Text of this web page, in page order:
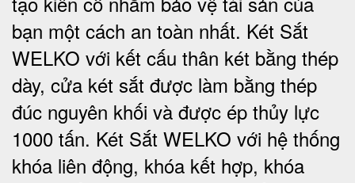
bạn một cách an toàn nhất. Két Sắt
WELKO với kết cấu thân két bằng thép
dày, cửa két sắt được làm bằng thép
đúc nguyên khối và được ép thủy lực
1000 tấn. Két Sắt WELKO với hệ thống
khóa liên động, khóa kết hợp, khóa